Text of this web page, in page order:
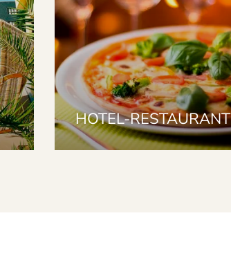
HOTEL-RESTAURANT